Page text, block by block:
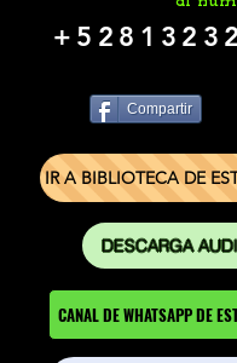
Compartir
IR A BIBLIOTECA DE
DESCARGA
CANAL DE WHATSAPP DE